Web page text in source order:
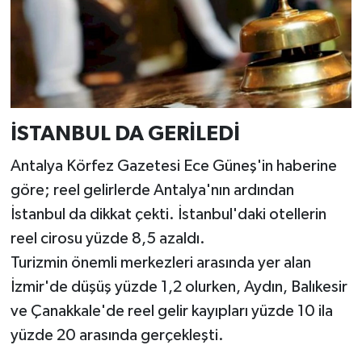
İSTANBUL DA GERİLEDİ
Antalya Körfez Gazetesi Ece Güneş'in haberine
göre; reel gelirlerde Antalya'nın ardından
İstanbul da dikkat çekti. İstanbul'daki otellerin
reel cirosu yüzde 8,5 azaldı.
Turizmin önemli merkezleri arasında yer alan
İzmir'de düşüş yüzde 1,2 olurken, Aydın, Balıkesir
ve Çanakkale'de reel gelir kayıpları yüzde 10 ila
yüzde 20 arasında gerçekleşti.